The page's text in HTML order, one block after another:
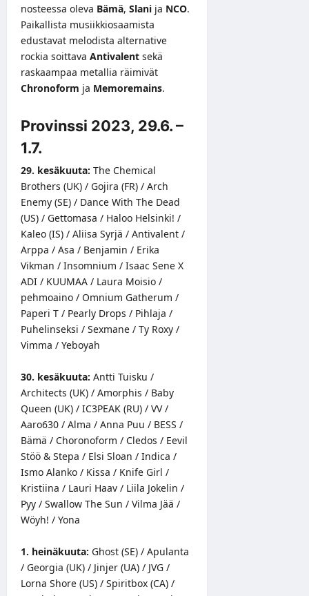
nosteessa oleva Bämä, Slani ja NCO.
Paikallista musiikkiosaamista
edustavat melodista alternative
rockia soittava Antivalent sekä
raskaampaa metallia räimivät
Chronoform ja Memoremains.
Provinssi 2023, 29.6. –
1.7.
29. kesäkuuta: The Chemical
Brothers (UK) / Gojira (FR) / Arch
Enemy (SE) / Dance With The Dead
(US) / Gettomasa / Haloo Helsinki! /
Kaleo (IS) / Aliisa Syrjä / Antivalent /
Arppa / Asa / Benjamin / Erika
Vikman / Insomnium / Isaac Sene X
ADI / KUUMAA / Laura Moisio /
pehmoaino / Omnium Gatherum /
Paperi T / Pearly Drops / Pihlaja /
Puhelinseksi / Sexmane / Ty Roxy /
Vimma / Yeboyah
30. kesäkuuta: Antti Tuisku /
Architects (UK) / Amorphis / Baby
Queen (UK) / IC3PEAK (RU) / VV /
Aaro630 / Alma / Anna Puu / BESS /
Bämä / Choronoform / Cledos / Eevil
Stöö & Stepa / Elsi Sloan / Indica /
Ismo Alanko / Kissa / Knife Girl /
Kristiina / Lauri Haav / Liila Jokelin /
Pyy / Swallow The Sun / Vilma Jää /
Wöyh! / Yona
1. heinäkuuta: Ghost (SE) / Apulanta
/ Georgia (UK) / Jinjer (UA) / JVG /
Lorna Shore (US) / Spiritbox (CA) /